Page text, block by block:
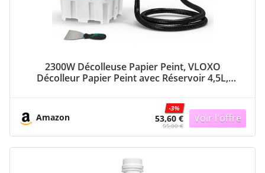
2300W Décolleuse Papier Peint, VLOXO
Décolleur Papier Peint avec Réservoir 4,5L,
Vinyle, Peinture, Plusieurs Couches et Murs
Amazon 53,60 €
-3%
55,00 €